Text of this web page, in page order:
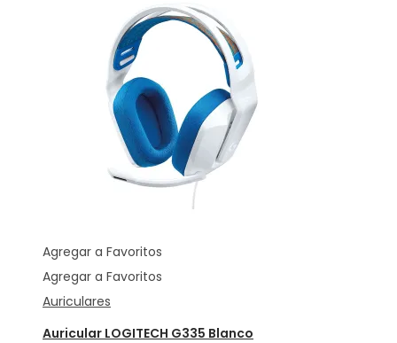
Agregar a Favoritos
Agregar a Favoritos
Auriculares
Auricular LOGITECH G335 Blanco